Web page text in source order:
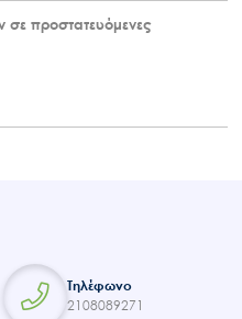
προστατευόμενες
Τηλέφωνο
2108089271